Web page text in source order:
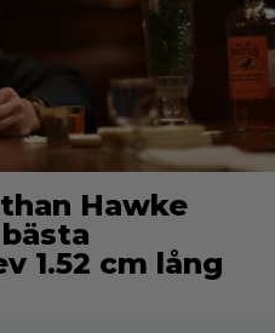
Hawke
1.52 cm lång